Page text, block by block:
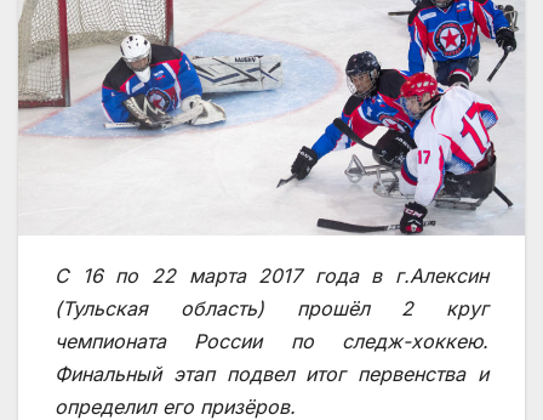
С 16 по 22 марта 2017 года в г.Алексин
(Тульская область) прошёл 2 круг
чемпионата России по следж-хоккею.
Финальный этап подвел итог первенства и
определил его призёров.